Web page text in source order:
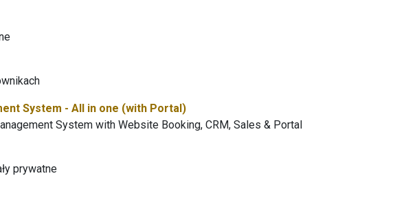
System - All in one (with Portal)
System with Website Booking, CRM, Sales & Portal
prywatne